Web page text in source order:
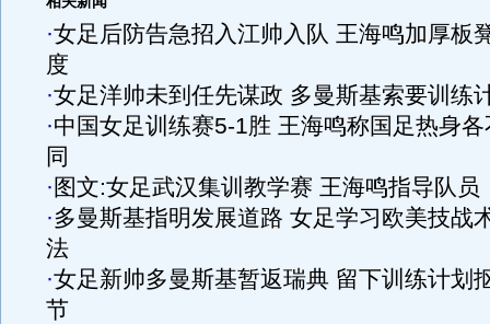
·女足后防告急招入江帅入队 王海鸣加厚板
度
·女足洋帅未到任先谋政 多曼斯基索要训练
·中国女足训练赛5-1胜 王海鸣称国足热身各
同
· 图文:女足武汉集训教学赛 王海鸣指导队员
·多曼斯基指明发展道路 女足学习欧美技战
法
·女足新帅多曼斯基暂返瑞典 留下训练计划
节